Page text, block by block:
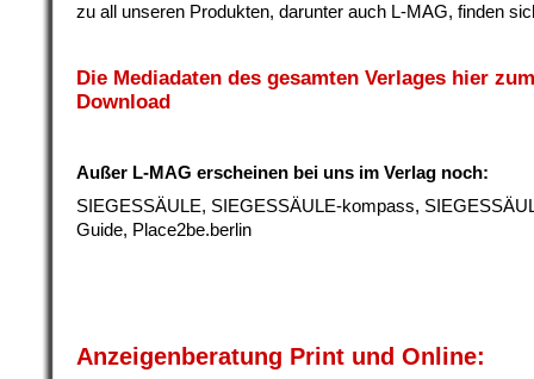
zu all unseren Produkten, darunter auch L-MAG, finden
Die Mediadaten des gesamten Verlages hier zum
Download
Außer L-MAG erscheinen bei uns im Verlag noch:
SIEGESSÄULE, SIEGESSÄULE-kompass,
Guide, Place2be.berlin
Anzeigenberatung Print und Online: